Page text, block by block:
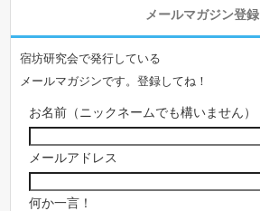
メールマガジン登録
宿坊研究会で発行している
メールマガジンです。登録してね！
お名前（ニックネームでも構いません）
メールアドレス
何か一言！